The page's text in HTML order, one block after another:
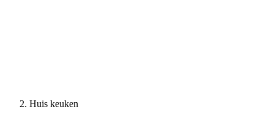
Huis keuken